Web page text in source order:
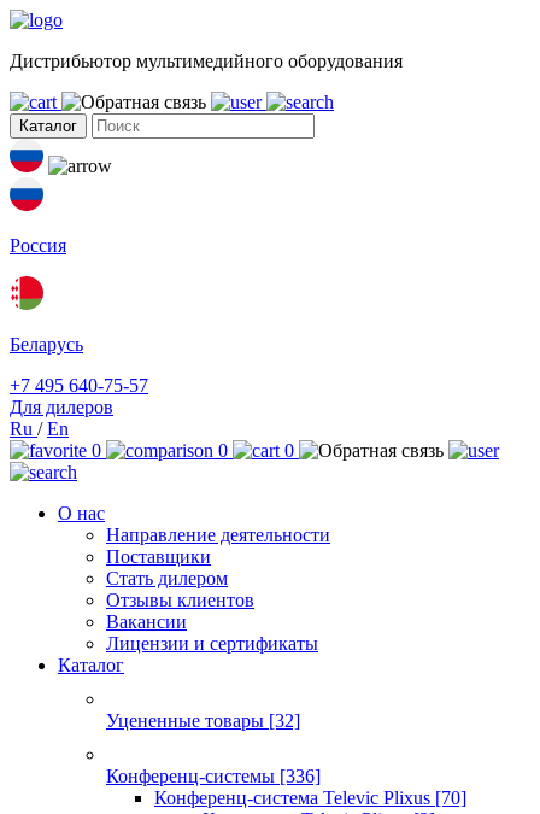
Дистрибьютор мультимедийного оборудования
Каталог
Россия
Беларусь
+7 495 640-75-57
Для дилеров
Ru /En
0
0 0
О нас
Направление деятельности
Поставщики
Стать дилером
Отзывы клиентов
Вакансии
Лицензии и сертификаты
Каталог
Уцененные товары [32]
Конференц-системы [336]
Конференц-система Televic Plixus [70]